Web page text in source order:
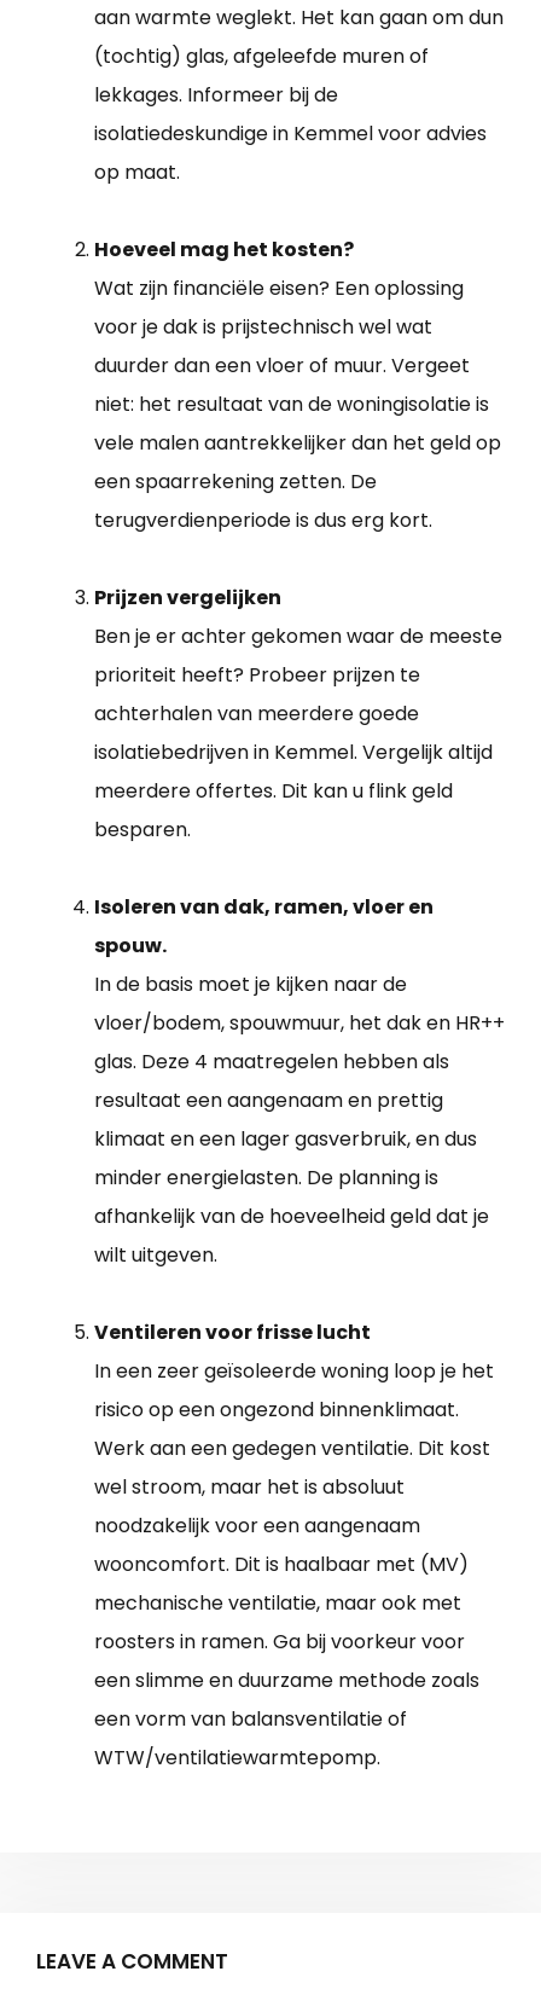
aan warmte weglekt. Het kan gaan om dun
(tochtig) glas, afgeleefde muren of
lekkages. Informeer bij de
isolatiedeskundige in Kemmel voor advies
op maat.
Hoeveel mag het kosten?
Wat zijn financiële eisen? Een oplossing
voor je dak is prijstechnisch wel wat
duurder dan een vloer of muur. Vergeet
niet: het resultaat van de woningisolatie is
vele malen aantrekkelijker dan het geld op
een spaarrekening zetten. De
terugverdienperiode is dus erg kort.
Prijzen vergelijken
Ben je er achter gekomen waar de meeste
prioriteit heeft? Probeer prijzen te
achterhalen van meerdere goede
isolatiebedrijven in Kemmel. Vergelijk altijd
meerdere offertes. Dit kan u flink geld
besparen.
Isoleren van dak, ramen, vloer en
spouw.
In de basis moet je kijken naar de
vloer/bodem, spouwmuur, het dak en HR++
glas. Deze 4 maatregelen hebben als
resultaat een aangenaam en prettig
klimaat en een lager gasverbruik, en dus
minder energielasten. De planning is
afhankelijk van de hoeveelheid geld dat je
wilt uitgeven.
Ventileren voor frisse lucht
In een zeer geïsoleerde woning loop je het
risico op een ongezond binnenklimaat.
Werk aan een gedegen ventilatie. Dit kost
wel stroom, maar het is absoluut
noodzakelijk voor een aangenaam
wooncomfort. Dit is haalbaar met (MV)
mechanische ventilatie, maar ook met
roosters in ramen. Ga bij voorkeur voor
een slimme en duurzame methode zoals
een vorm van balansventilatie of
WTW/ventilatiewarmtepomp.
LEAVE A COMMENT